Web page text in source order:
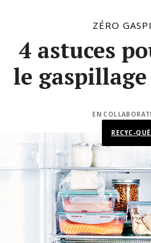
ZÉRO
4 astuces
le
EN
RECYC-